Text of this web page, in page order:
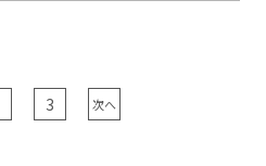
3 次へ